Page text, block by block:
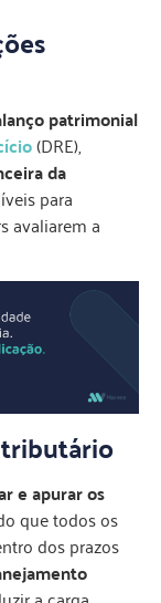
patrimonial
(DRE),
da
para
avaliarem a
e apurar os
que todos os
dos prazos